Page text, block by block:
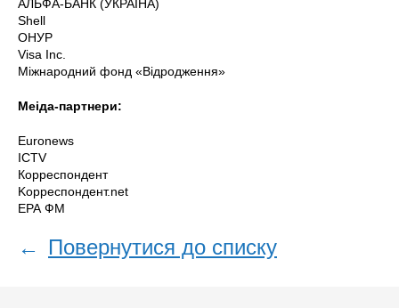
АЛЬФА-БАНК (УКРАЇНА)
Shell
ОНУР
Visa Inc.
Міжнародний фонд «Відродження»
Меіда-партнери:
Euronews
ICTV
Корреспондент
Kорреспондент.net
ЕРА ФМ
← Повернутися до списку